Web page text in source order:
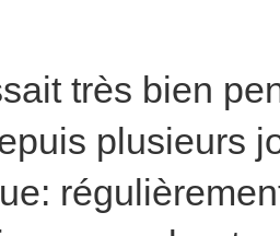
très bien
plusieurs